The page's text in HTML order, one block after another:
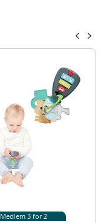
Medlem 3 for 2